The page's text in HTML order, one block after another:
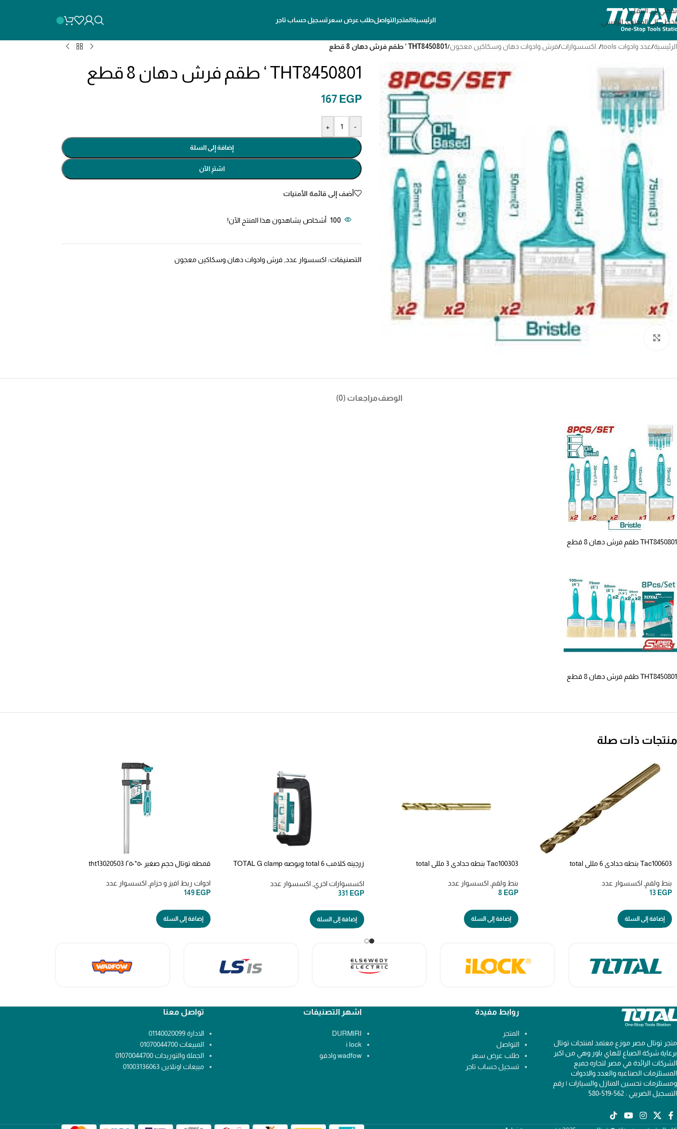
تخطي إلى التنقل
تخطي إلى المحتوى الرئيسي
الرئيسيةالمتجرالتواصلطلب عرض سعر تسجيل حساب تاجر
الرئيسية/عدد وادوات tools / ..اكسسوارات/فرش وادوات دهان وسكاكين معجون/THT8450801 ‘ طقم فرش دهان 8 قطع
THT8450801 ‘ طقم فرش دهان 8 قطع
167 EGP
-
+
إضافة إلى السلة
اشترِ الآن
أضف إلى قائمة الأمنيات
100 أشخاص يشاهدون هذا المنتج الآن!
التصنيفات: اكسسوار عدد فرش وادوات دهان وسكاكين معجون
الوصفمراجعات (0)
THT8450801 طقم فرش دهان 8 قطع
THT8450801 طقم فرش دهان 8 قطع
منتجات ذات صلة
Tac100603 بنطه حدادي 6 مللي total
بنط ولقم اكسسوار عدد
13 EGP
إضافة إلى السلة
Tac100303 بنطه حدادي 3 مللي total
بنط ولقم اكسسوار عدد
8 EGP
إضافة إلى السلة
زرجينه كلامب g total 6بوصه TOTAL G clamp
اكسسوارات اخري اكسسوار عدد
331 EGP
إضافة إلى السلة
قمطه توتال حجم صغير ٥٠*٢٥٠ tht13020503
ادوات ربط افيز و حزام اكسسوار عدد
149 EGP
إضافة إلى السلة
متجر توتال مصر موزع معتمد لمنتجات توتال
برعاية شركة الصباغ للهاي باور وهي من اكبر
الشركات الرائدة في مصر لتجاره جميع
المستلزمات الصناعيه والعدد والادوات
ومستلزمات تحسين المنازل والسيارات | رقم
التسجيل الضريبي : 562-519-580
روابط مفيدة
المتجر
التواصل
طلب عرض سعر
تسجيل حساب تاجر
اشهر التصنيفات
DURMIRI
i lock
wadfow وادفو
تواصل معنا
الادارة 01140020099
المبيعات 01070044700
الجملة والتوريدات 01070044700
مبيعات اونلاين 01003136063